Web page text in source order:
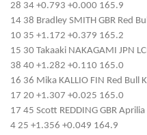
28 34 +0.793 +0.000 165.9
14 38 Bradley SMITH GBR Red
10 35 +1.172 +0.379 165.2
15 30 Takaaki NAKAGAMI JPN
38 40 +1.282 +0.110 165.0
16 36 Mika KALLIO FIN Red Bull
17 20 +1.307 +0.025 165.0
17 45 Scott REDDING GBR
4 25 +1.356 +0.049 164.9